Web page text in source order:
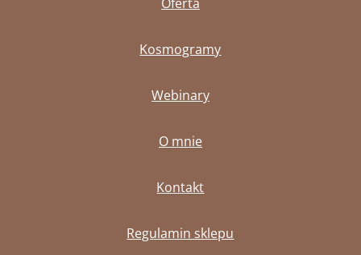
Kosmogramy
Webinary
O mnie
Kontakt
Regulamin sklepu